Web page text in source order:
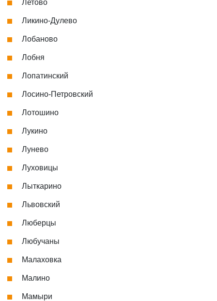
Летово
Ликино-Дулево
Лобаново
Лобня
Лопатинский
Лосино-Петровский
Лотошино
Лукино
Лунево
Луховицы
Лыткарино
Львовский
Люберцы
Любучаны
Малаховка
Малино
Мамыри